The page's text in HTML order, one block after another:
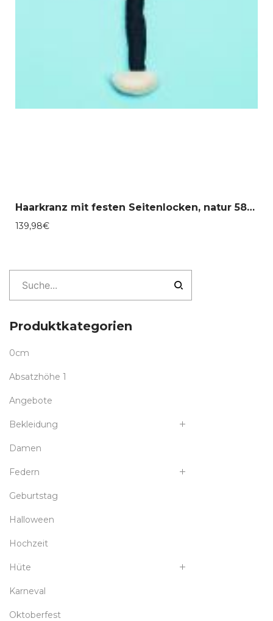
Haarkranz mit festen Seitenlocken, natur 58-30088
139,98€
Produktkategorien
0cm
Absatzhöhe 1
Angebote
Bekleidung
Damen
Federn
Geburtstag
Halloween
Hochzeit
Hüte
Karneval
Oktoberfest